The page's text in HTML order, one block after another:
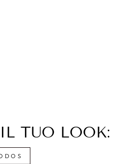
TUO LOOK: